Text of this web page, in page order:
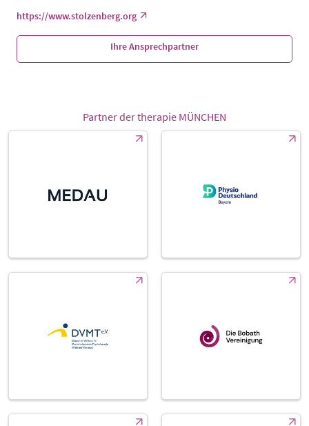
https://www.stolzenberg.org
Ihre Ansprechpartner
Partner der therapie MÜNCHEN